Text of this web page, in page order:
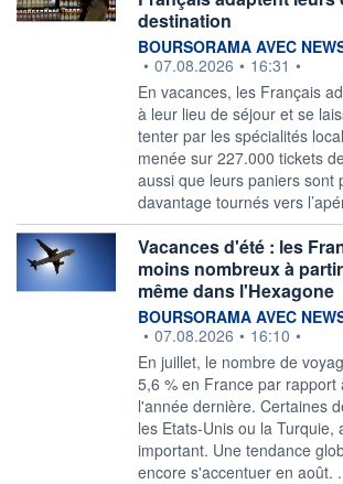
destination
information fournie par
BOURSORAMA AVEC
• 07.08.2026 • 16:31 •
En vacances, les Français
à leur lieu de séjour et se
tenter par les spécialités
menée sur 227.000 tickets
aussi que leurs paniers sont
davantage tournés vers
Vacances d'été : les
moins nombreux à
même dans l'Hexagone
information fournie par
BOURSORAMA AVEC
• 07.08.2026 • 16:10 •
En juillet, le nombre de
5,6 % en France par rapport
l'année dernière. Certaines
les Etats-Unis ou la Turquie,
important. Une tendance
encore s'accentuer en août.